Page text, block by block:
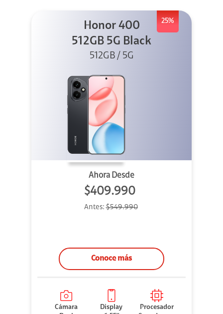
25%
Honor 400
512GB 5G Black
512GB / 5G
Ahora Desde
$409.990
Antes:$549.990
Conoce más
Cámara
Display
Procesador